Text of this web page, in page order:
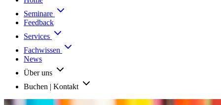
Seminare
Feedback
Services
Fachwissen
News
Über uns
Buchen | Kontakt